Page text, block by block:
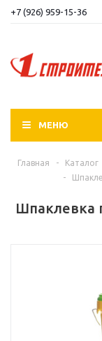
+7 (926) 959-15-36
МЕНЮ
Главная - Каталог
-
Шпаклевка